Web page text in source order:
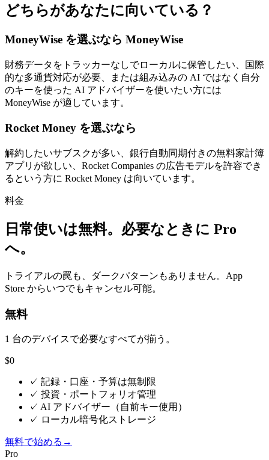
どちらがあなたに向いている？
MoneyWise を選ぶなら MoneyWise
財務データをトラッカーなしでローカルに保管したい、国際
的な多通貨対応が必要、または組み込みの AI ではなく自分
のキーを使った AI アドバイザーを使いたい方には
MoneyWise が適しています。
Rocket Money を選ぶなら
解約したいサブスクが多い、銀行自動同期付きの無料家計簿
アプリが欲しい、Rocket Companies の広告モデルを許容でき
るという方に Rocket Money は向いています。
料金
日常使いは無料。必要なときに Pro
へ。
トライアルの罠も、ダークパターンもありません。App
Store からいつでもキャンセル可能。
無料
1 台のデバイスで必要なすべてが揃う。
$0
✓ 記録・口座・予算は無制限
✓ 投資・ポートフォリオ管理
✓ AI アドバイザー（自前キー使用）
✓ ローカル暗号化ストレージ
無料で始める →
Pro